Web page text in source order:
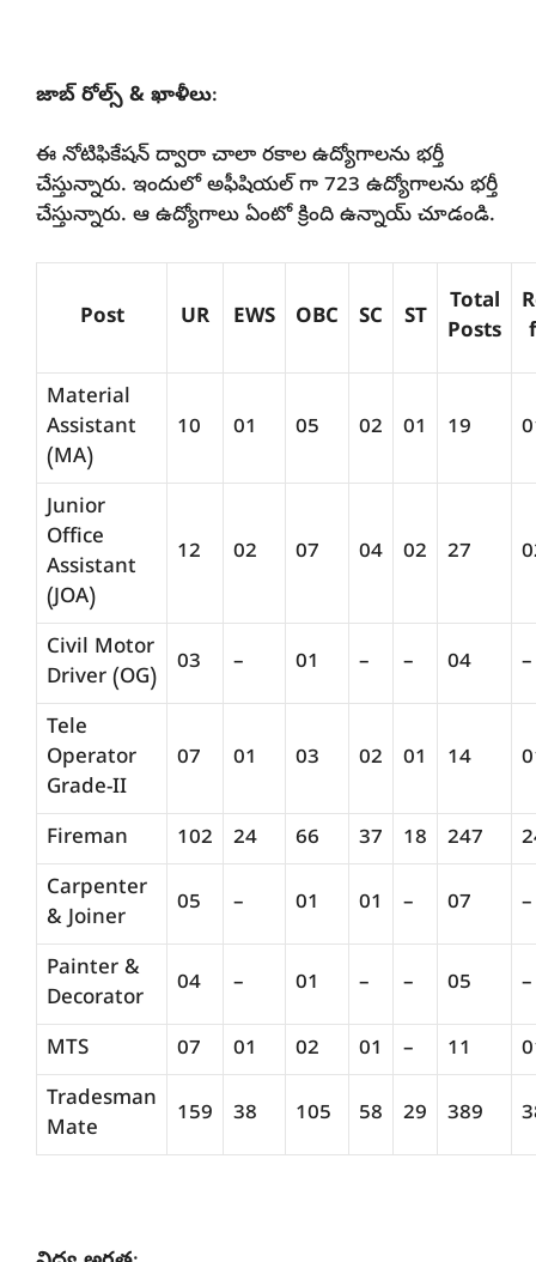
జాబ్ రోల్స్ & ఖాళీలు:
ఈ నోటిఫికేషన్ ద్వారా చాలా రకాల ఉద్యోగాలను భర్తీ
చేస్తున్నారు. ఇందులో అఫీషియల్ గా 723 ఉద్యోగాలను భర్తీ
చేస్తున్నారు. ఆ ఉద్యోగాలు ఏంటో క్రింది ఉన్నాయ్ చూడండి.
Post UR EWS OBC SC ST
Total
Posts
Material
Assistant
(MA)
10 01 05 02 01 19
Junior
Office
Assistant
(JOA)
12 02 07 04 02 27
Civil Motor
Driver (OG)
03 – 01 – – 04 –
Tele
Operator
Grade-II
07 01 03 02 01 14
Fireman 102 24 66 37 18 247
Carpenter
& Joiner
05 – 01 01 – 07 –
Painter &
Decorator
04 – 01 – – 05 –
MTS 07 01 02 01 – 11
Tradesman
Mate
159 38 105 58 29 389